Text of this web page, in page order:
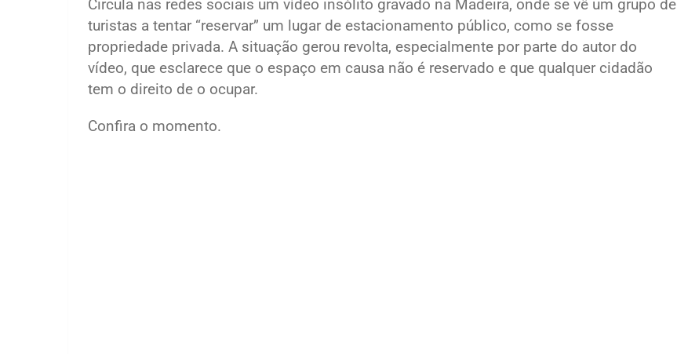
Circula nas redes sociais um vídeo insólito gravado na Madeira, onde se vê um grupo de
turistas a tentar “reservar” um lugar de estacionamento público, como se fosse
propriedade privada. A situação gerou revolta, especialmente por parte do autor do
vídeo, que esclarece que o espaço em causa não é reservado e que qualquer cidadão
tem o direito de o ocupar.
Confira o momento.